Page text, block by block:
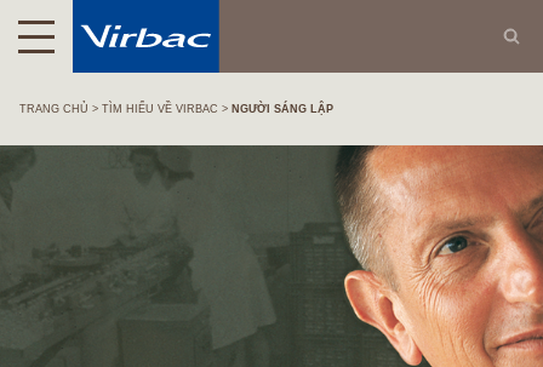
TRANG CHỦ TÌM HIỂU VỀ VIRBAC NGƯỜI SÁNG LẬP